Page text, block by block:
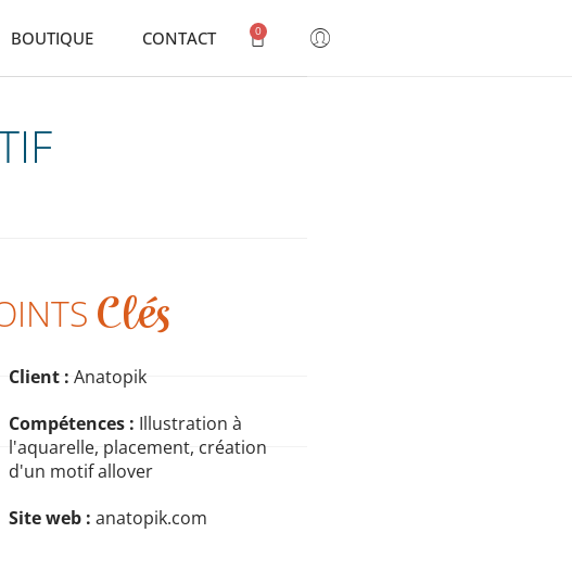
BOUTIQUE CONTACT 0
Clés
Client : Anatopik
Compétences : Illustration à
l'aquarelle, placement, création
d'un motif allover
Site web : anatopik.com